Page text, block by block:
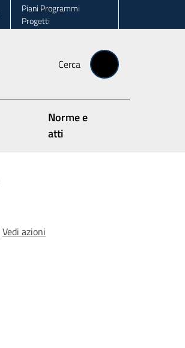
Piani Programmi
Progetti
Cerca
Norme e
atti
Vedi azioni